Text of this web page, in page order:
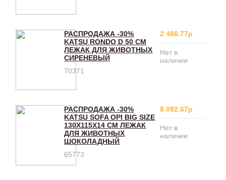
РАСПРОДАЖА -30%
KATSU RONDO D 50 СМ
ЛЕЖАК ДЛЯ ЖИВОТНЫХ
СИРЕНЕВЫЙ
70371
2 486.77р
Нет в
наличии
РАСПРОДАЖА -30%
KATSU SOFA OPI BIG SIZE
130Х115Х14 СМ ЛЕЖАК
ДЛЯ ЖИВОТНЫХ
ШОКОЛАДНЫЙ
65773
8 092.67р
Нет в
наличии